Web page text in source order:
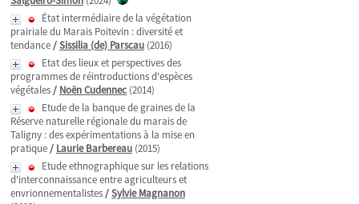
État intermédiaire de la végétation
prairiale du Marais Poitevin : diversité et
tendance/Sissilia (de) Parscau (2016)
Etat des lieux et perspectives des
programmes de réintroductions d'espèces
végétales/ Noën Cudennec (2014)
Etude de la banque de graines de la
Réserve naturelle régionale du marais de
Taligny : des expérimentations à la mise en
pratique/ Laurie Barbereau (2015)
Etude ethnographique sur les relations
d'interconnaissance entre agriculteurs et
envrionnementalistes/Sylvie Magnanon